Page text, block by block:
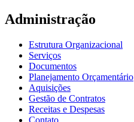
Administração
Estrutura Organizacional
Serviços
Documentos
Planejamento Orçamentário
Aquisições
Gestão de Contratos
Receitas e Despesas